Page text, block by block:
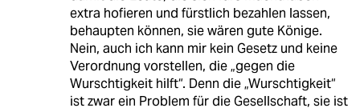
extra hofieren und fürstlich bezahlen lassen,
behaupten können, sie wären gute Könige.
Nein, auch ich kann mir kein Gesetz und keine
Verordnung vorstellen, die „gegen die
Wurschtigkeit hilft“. Denn die „Wurschtigkeit“
ist zwar ein Problem für die Gesellschaft, sie ist